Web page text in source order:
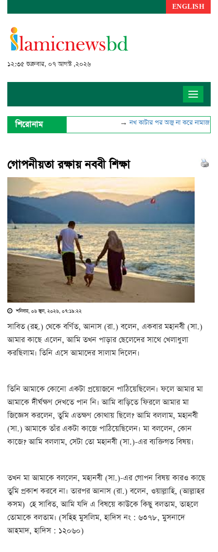
ENGLISH
১২:৩৫ শুক্রবার, ০৭ আগস্ট ,২০২৬
Toggle
শিরোনাম →নখ কাটার পর অজু না করে নামাজ পড়া
গোপনীয়তা রক্ষায় নববী শিক্ষা
শনিবার, ০৬ জুন, ২০২৬, ০৭:১৯:২২
সাবিত (রহ.) থেকে বর্ণিত, আনাস (রা.) বলেন, একবার মহানবী (সা.)
আমার কাছে এলেন, আমি তখন পাড়ার ছেলেদের সাথে খেলাধুলা
করছিলাম। তিনি এসে আমাদের সালাম দিলেন।
তিনি আমাকে কোনো একটা প্রয়োজনে পাঠিয়েছিলেন। ফলে আমার মা
আমাকে দীর্ঘক্ষণ দেখতে পান নি। আমি বাড়িতে ফিরলে আমার মা
জিজ্ঞেস করলেন, তুমি এতক্ষণ কোথায় ছিলে? আমি বললাম, মহানবী
(সা.) আমাকে তাঁর একটা কাজে পাঠিয়েছিলেন। মা বললেন, কোন
কাজে? আমি বললাম, সেটা তো মহানবী (সা.)-এর ব্যক্তিগত বিষয়।
তখন মা আমাকে বললেন, মহানবী (সা.)-এর গোপন বিষয় কারও কাছে
তুমি প্রকাশ করবে না। তারপর আনাস (রা.) বলেন, ওয়াল্লাহি, (আল্লাহর
কসম) হে সাবিত, আমি যদি এ বিষয়ে কাউকে কিছু বলতাম, তাহলে
তোমাকে বলতাম। (সহিহ মুসলিম, হাদিস নং : ৬৩৭৮, মুসনাদে
আহমাদ, হাদিস : ১২০৬০)